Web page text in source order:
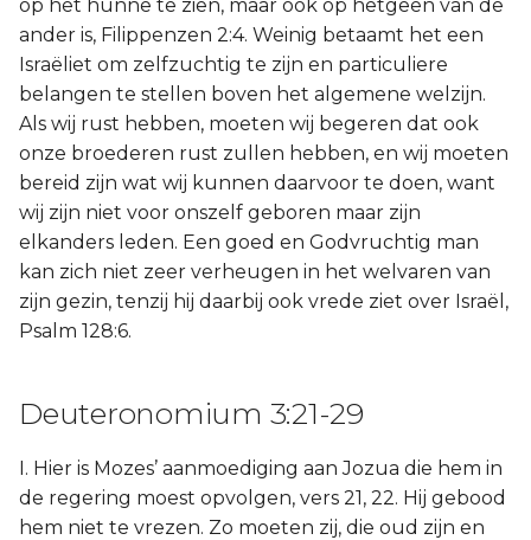
op het hunne te zien, maar ook op hetgeen van de
ander is, Filippenzen 2:4. Weinig betaamt het een
Israëliet om zelfzuchtig te zijn en particuliere
belangen te stellen boven het algemene welzijn.
Als wij rust hebben, moeten wij begeren dat ook
onze broederen rust zullen hebben, en wij moeten
bereid zijn wat wij kunnen daarvoor te doen, want
wij zijn niet voor onszelf geboren maar zijn
elkanders leden. Een goed en Godvruchtig man
kan zich niet zeer verheugen in het welvaren van
zijn gezin, tenzij hij daarbij ook vrede ziet over Israël,
Psalm 128:6.
Deuteronomium 3:21-29
I. Hier is Mozes’ aanmoediging aan Jozua die hem in
de regering moest opvolgen, vers 21, 22. Hij gebood
hem niet te vrezen. Zo moeten zij, die oud zijn en